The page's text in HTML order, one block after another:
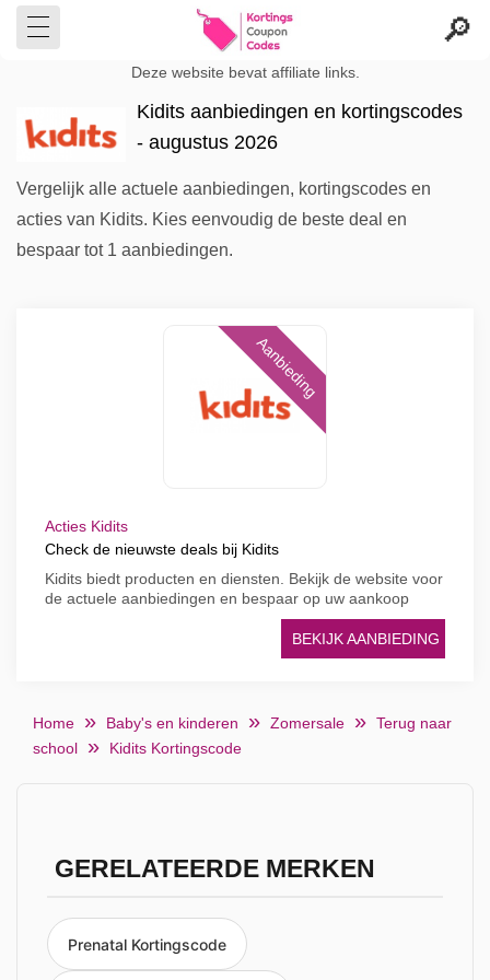
Deze website bevat affiliate links.
Kidits aanbiedingen en kortingscodes
- augustus 2026
Vergelijk alle actuele aanbiedingen, kortingscodes en
acties van Kidits. Kies eenvoudig de beste deal en
bespaar tot 1 aanbiedingen.
Aanbieding
Acties Kidits
Check de nieuwste deals bij Kidits
Kidits biedt producten en diensten. Bekijk de website voor
de actuele aanbiedingen en bespaar op uw aankoop
BEKIJK AANBIEDING
Home Baby's en kinderen Zomersale
Terug naar
school
Kidits Kortingscode
GERELATEERDE MERKEN
Prenatal Kortingscode